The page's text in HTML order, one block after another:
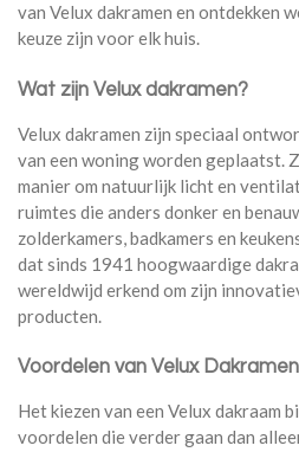
van Velux dakramen en ontdekken
keuze zijn voor elk huis.
Wat zijn Velux dakramen?
Velux dakramen zijn speciaal
van een woning worden geplaatst.
manier om natuurlijk licht en
ruimtes die anders donker en
zolderkamers, badkamers en
dat sinds 1941 hoogwaardige
wereldwijd erkend om zijn
producten.
Voordelen van Velux Dakramen
Het kiezen van een Velux dakraam
voordelen die verder gaan dan